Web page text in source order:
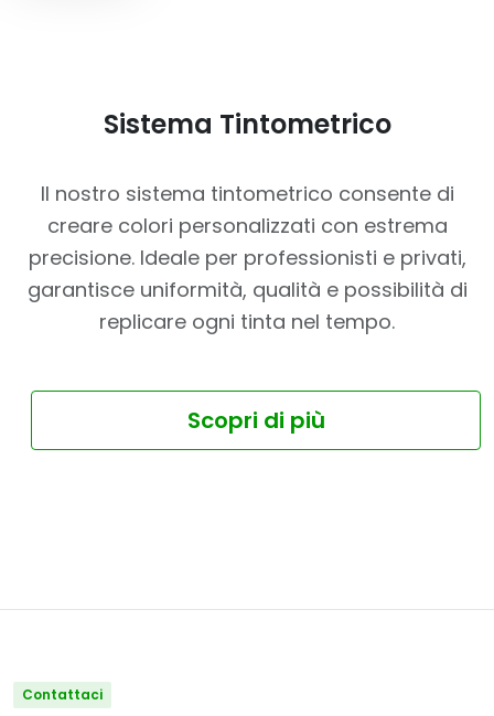
Sistema Tintometrico
Il nostro sistema tintometrico consente di
creare colori personalizzati con estrema
precisione. Ideale per professionisti e privati,
garantisce uniformità, qualità e possibilità di
replicare ogni tinta nel tempo.
Scopri di più
Contattaci